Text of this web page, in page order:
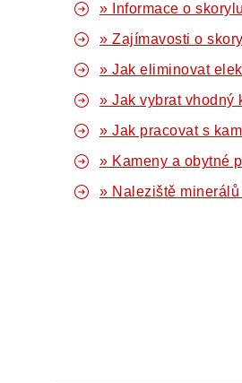
» Informace o
» Zajímavosti o
» Jak eliminovat
» Jak vybrat vhodný
» Jak pracovat s
» Kameny a obytné
» Naleziště